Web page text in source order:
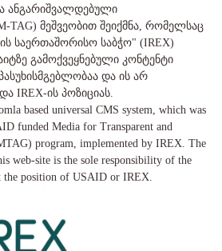
ანგარიშვალდებული
TAG) მეშვეობით შეიქმნა, რომელსაც
საერთაშორისო საბჭო" (IREX)
გამოქვეყნებული კონტენტი
და ის არ
IREX-ის პოზიციას.
based universal CMS system, which was
funded Media for Transparent and
program, implemented by IREX. The
web-site is the sole responsibility of the
the position of USAID or IREX.